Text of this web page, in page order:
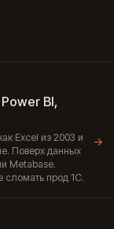
BI,
Excel из 2003 и
Поверх данных
Metabase.
сломать прод 1С.
→